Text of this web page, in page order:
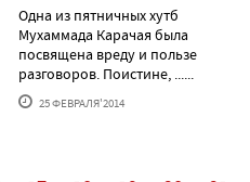
Одна из пятничных хутб
Мухаммада Карачая была
посвящена вреду и пользе
разговоров. Поистине, ......
25 ФЕВРАЛЯ'2014